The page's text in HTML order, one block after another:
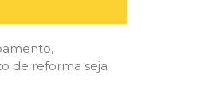
de reforma seja